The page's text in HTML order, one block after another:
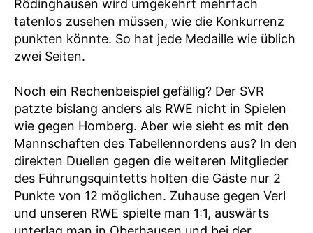
Rödinghausen wird umgekehrt mehrfach
tatenlos zusehen müssen, wie die Konkurrenz
punkten könnte. So hat jede Medaille wie üblich
zwei Seiten.
Noch ein Rechenbeispiel gefällig? Der SVR
patzte bislang anders als RWE nicht in Spielen
wie gegen Homberg. Aber wie sieht es mit den
Mannschaften des Tabellennordens aus? In den
direkten Duellen gegen die weiteren Mitglieder
des Führungsquintetts holten die Gäste nur 2
Punkte von 12 möglichen. Zuhause gegen Verl
und unseren RWE spielte man 1:1, auswärts